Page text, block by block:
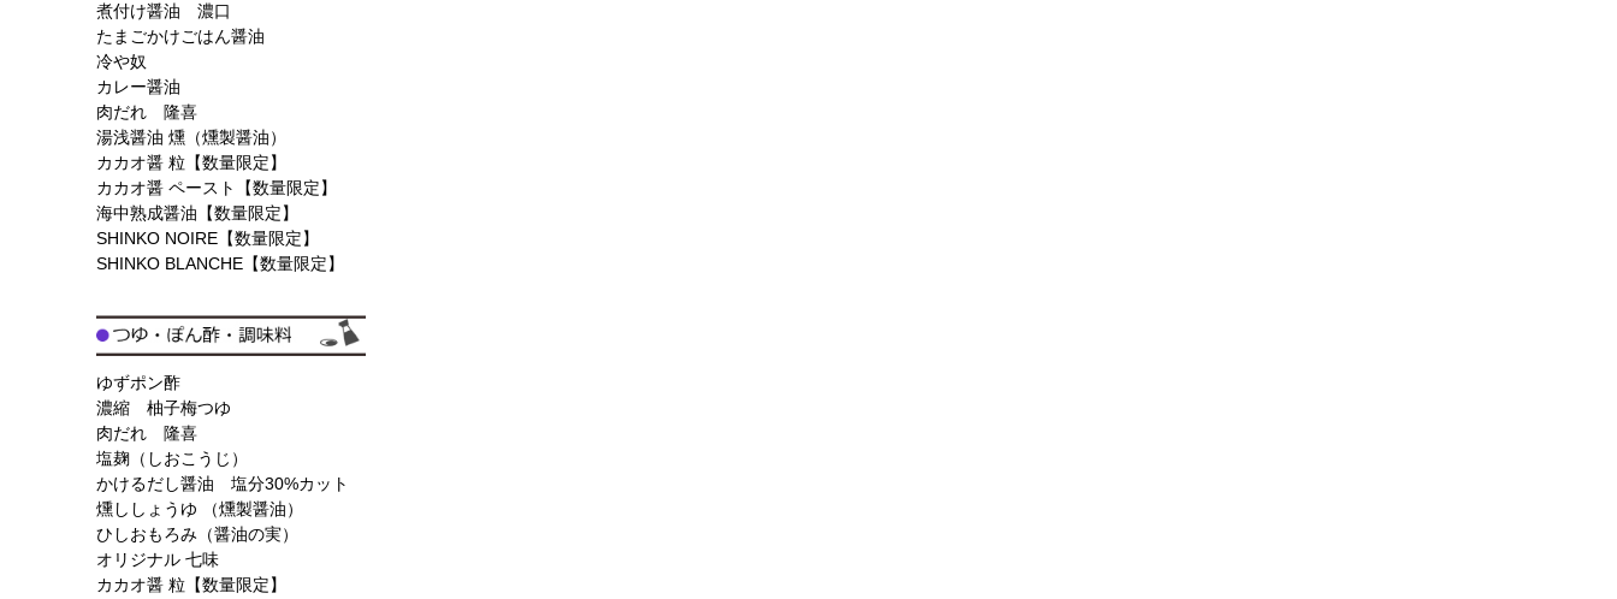
煮付け醤油 濃口
たまごかけごはん醤油
冷や奴
カレー醤油
肉だれ 隆喜
湯浅醤油 燻（燻製醤油）
カカオ醤 粒【数量限定】
カカオ醤 ペースト【数量限定】
海中熟成醤油【数量限定】
SHINKO NOIRE【数量限定】
SHINKO BLANCHE【数量限定】
ゆずポン酢
濃縮 柚子梅つゆ
肉だれ 隆喜
塩麹（しおこうじ）
かけるだし醤油 塩分30%カット
燻ししょうゆ （燻製醤油）
ひしおもろみ（醤油の実）
オリジナル 七味
カカオ醤 粒【数量限定】